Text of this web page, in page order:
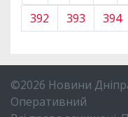
392
393 394
©2026 Новини
Оперативний